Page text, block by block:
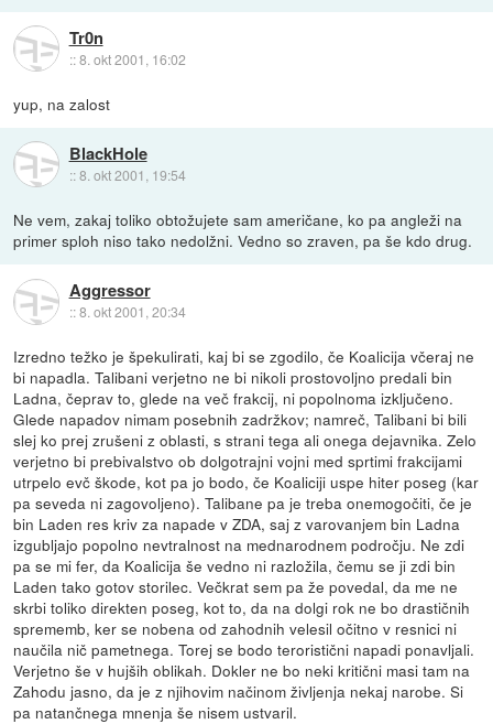
Tr0n
::8. okt 2001, 16:02
yup, na zalost
BlackHole
::8. okt 2001, 19:54
Ne vem, zakaj toliko obtožujete sam američane, ko pa angleži na
primer sploh niso tako nedolžni. Vedno so zraven, pa še kdo drug.
Aggressor
::8. okt 2001, 20:34
Izredno težko je špekulirati, kaj bi se zgodilo, če Koalicija včeraj ne
bi napadla. Talibani verjetno ne bi nikoli prostovoljno predali bin
Ladna, čeprav to, glede na več frakcij, ni popolnoma izključeno.
Glede napadov nimam posebnih zadržkov; namreč, Talibani bi bili
slej ko prej zrušeni z oblasti, s strani tega ali onega dejavnika. Zelo
verjetno bi prebivalstvo ob dolgotrajni vojni med sprtimi frakcijami
utrpelo evč škode, kot pa jo bodo, če Koaliciji uspe hiter poseg (kar
pa seveda ni zagovoljeno). Talibane pa je treba onemogočiti, če je
bin Laden res kriv za napade v ZDA, saj z varovanjem bin Ladna
izgubljajo popolno nevtralnost na mednarodnem področju. Ne zdi
pa se mi fer, da Koalicija še vedno ni razložila, čemu se ji zdi bin
Laden tako gotov storilec. Večkrat sem pa že povedal, da me ne
skrbi toliko direkten poseg, kot to, da na dolgi rok ne bo drastičnih
sprememb, ker se nobena od zahodnih velesil očitno v resnici ni
naučila nič pametnega. Torej se bodo teroristični napadi ponavljali.
Verjetno še v hujših oblikah. Dokler ne bo neki kritični masi tam na
Zahodu jasno, da je z njihovim načinom življenja nekaj narobe. Si
pa natančnega mnenja še nisem ustvaril.